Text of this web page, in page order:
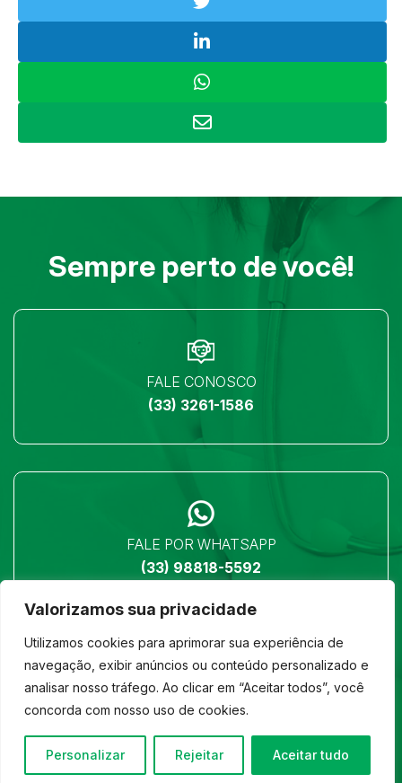
Valorizamos sua privacidade
Utilizamos cookies para aprimorar sua experiência de
navegação, exibir anúncios ou conteúdo personalizado e
analisar nosso tráfego. Ao clicar em “Aceitar todos”, você
concorda com nosso uso de cookies.
Personalizar Rejeitar Aceitar tudo
Sempre perto de você!
FALE CONOSCO
(33) 3261-1586
FALE POR WHATSAPP
(33) 98818-5592
LOCALIZAÇÃO